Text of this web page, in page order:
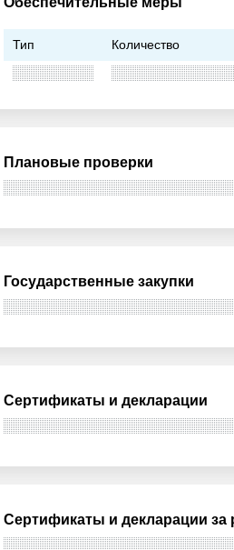
Тип Количество
Плановые проверки
Государственные закупки
Сертификаты и декларации
Сертификаты и декларации за